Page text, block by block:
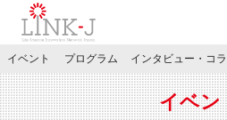
JP／
イベント プログラム インタビュー・コ
イベン